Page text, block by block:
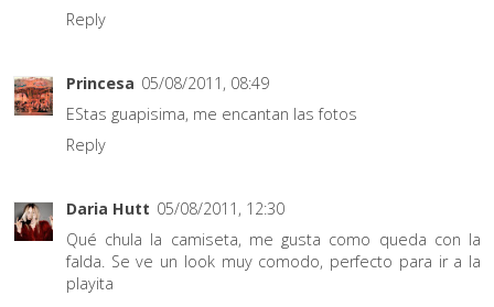
Reply
Princesa 05/08/2011, 08:49
EStas guapisima, me encantan las fotos
Reply
Daria Hutt 05/08/2011, 12:30
Qué chula la camiseta, me gusta como queda con la
falda. Se ve un look muy comodo, perfecto para ir a la
playita